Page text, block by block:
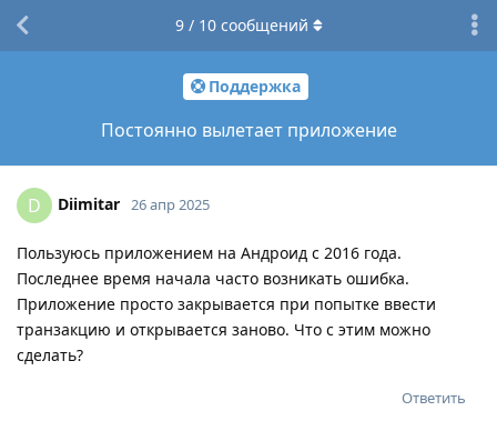
Поддержка
Постоянно вылетает приложение
9/ 10сообщений
D Diimitar 26 апр 2025
Пользуюсь приложением на Андроид с 2016 года.
Последнее время начала часто возникать ошибка.
Приложение просто закрывается при попытке ввести
транзакцию и открывается заново. Что с этим можно
сделать?
Ответить